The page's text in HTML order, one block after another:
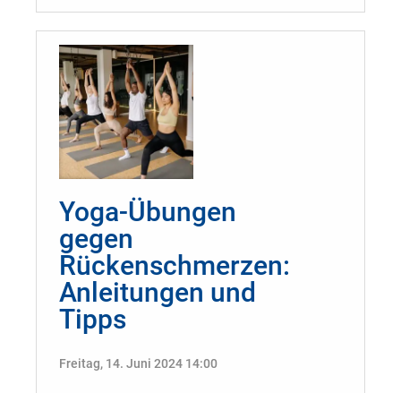
Yoga-Übungen
gegen
Rückenschmerzen:
Anleitungen und
Tipps
Freitag, 14. Juni 2024 14:00